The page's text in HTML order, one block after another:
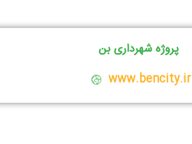
پروژه شهرداری بن
www.bencity.ir